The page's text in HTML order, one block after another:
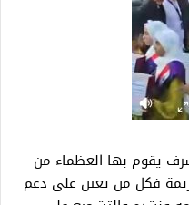
يقوم بها العظماء من
فكل من يعين على دعم